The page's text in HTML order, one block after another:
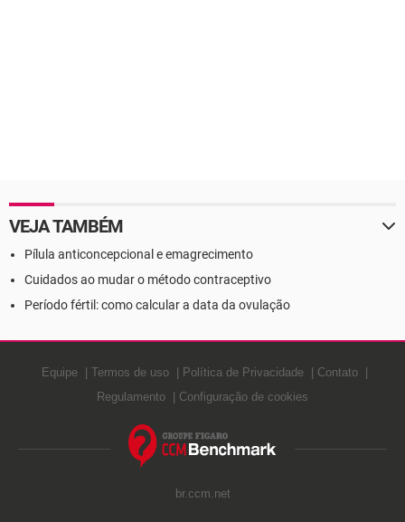
VEJA TAMBÉM
Pílula anticoncepcional e emagrecimento
Cuidados ao mudar o método contraceptivo
Período fértil: como calcular a data da ovulação
Equipe Termos de uso Política de Privacidade
Contato
Regulamento
Configuração de cookies
br.ccm.net